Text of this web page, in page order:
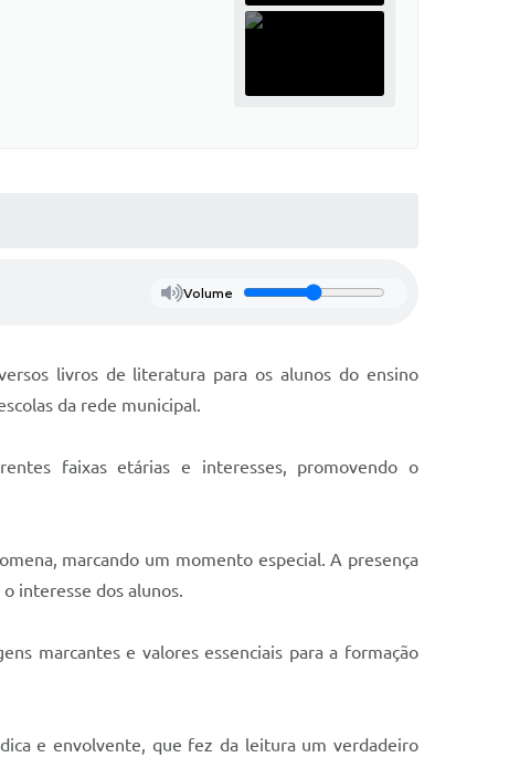
Volume
livros de literatura para os alunos do ensino
da rede municipal.
faixas etárias e interesses, promovendo o
marcando um momento especial. A presença
interesse dos alunos.
marcantes e valores essenciais para a formação
e envolvente, que fez da leitura um verdadeiro